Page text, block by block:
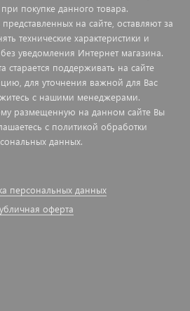
покупке данного товара.
на сайте, оставляют за
технические характеристики и
уведомления Интернет магазина.
старается поддерживать на сайте
для уточнения важной для Вас
с нашими менеджерами.
размещенную на данном сайте Вы
с политикой обработки
данных.
персональных данных
оферта